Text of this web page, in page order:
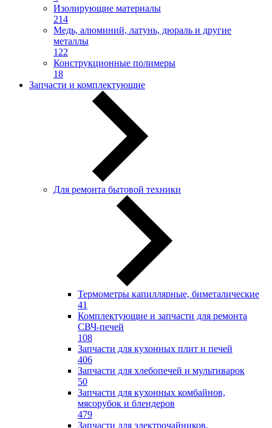
Изолирующие материалы
214
Медь, алюминий, латунь, дюраль и другие
металлы
122
Конструкционные полимеры
18
Запчасти и комплектующие
Для ремонта бытовой техники
Термометры капиллярные, биметалические
41
Комплектующие и запчасти для ремонта
СВЧ-печей
108
Запчасти для кухонных плит и печей
406
Запчасти для хлебопечей и мультиварок
50
Запчасти для кухонных комбайнов,
мясорубок и блендеров
479
Запчасти для электрочайников,